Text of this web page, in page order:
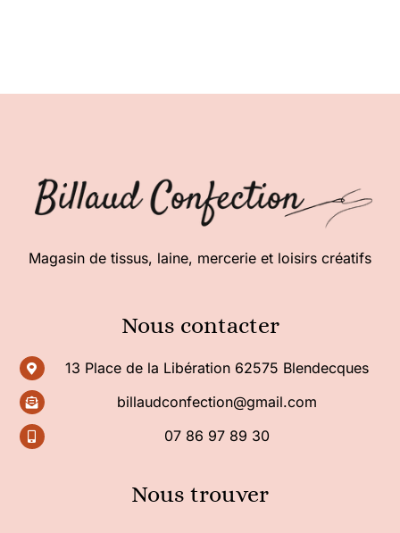
Magasin de tissus, laine, mercerie et loisirs créatifs
Nous contacter
13 Place de la Libération 62575 Blendecques
billaudconfection@gmail.com
07 86 97 89 30
Nous trouver